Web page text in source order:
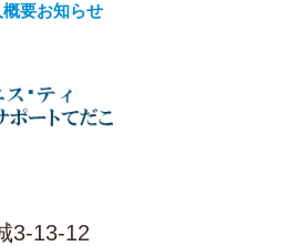
3-13-12
概要お知らせ